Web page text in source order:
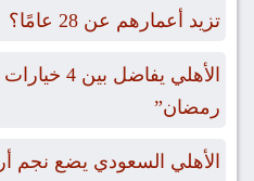
تزيد أعمارهم عن 28 عامًا؟
الأهلي
رمضان”
الأهلي السعودي يضع نجم